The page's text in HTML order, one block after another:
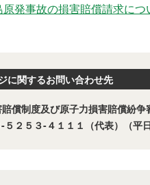
原発事故の損害賠償請求に
に関するお問い合わせ先
償制度及び原子力損害賠償紛
２５３-４１１１（代表）（平